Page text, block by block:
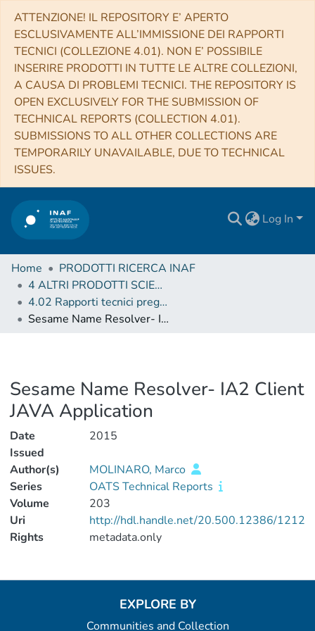
ATTENZIONE! IL REPOSITORY E’ APERTO
ESCLUSIVAMENTE ALL’IMMISSIONE DEI RAPPORTI
TECNICI (COLLEZIONE 4.01). NON E’ POSSIBILE
INSERIRE PRODOTTI IN TUTTE LE ALTRE COLLEZIONI,
A CAUSA DI PROBLEMI TECNICI. THE REPOSITORY IS
OPEN EXCLUSIVELY FOR THE SUBMISSION OF
TECHNICAL REPORTS (COLLECTION 4.01).
SUBMISSIONS TO ALL OTHER COLLECTIONS ARE
TEMPORARILY UNAVAILABLE, DUE TO TECHNICAL
ISSUES.
Log In
Home
PRODOTTI RICERCA INAF
4 ALTRI PRODOTTI SCIENTIFICI (Other scientific products)
4.02 Rapporti tecnici pregressi
Sesame Name Resolver- IA2 Client JAVA Application
Sesame Name Resolver- IA2 Client
JAVA Application
Date
Issued
2015
Author(s)
MOLINARO, Marco
Series
OATS Technical Reports
Volume
203
Uri
http://hdl.handle.net/20.500.12386/1212
Rights
metadata.only
EXPLORE BY
Communities and Collection